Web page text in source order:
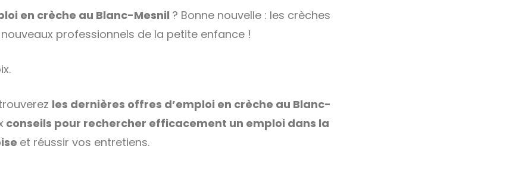
en crèche au Blanc-Mesnil ? Bonne nouvelle : les crèches
professionnels de la petite enfance !
les dernières offres d’emploi en crèche au Blanc-
conseils pour rechercher efficacement un emploi dans la
et réussir vos entretiens.